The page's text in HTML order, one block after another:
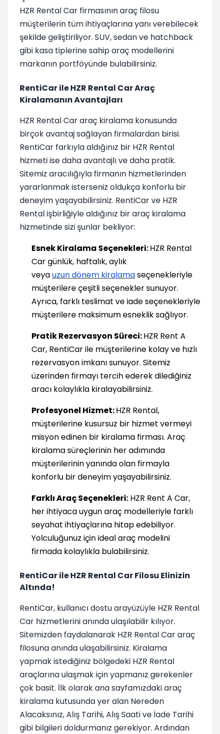
HZR Rental Car firmasının araç filosu
müşterilerin tüm ihtiyaçlarına yanı verebilecek
şekilde geliştiriliyor. SUV, sedan ve hatchback
gibi kasa tiplerine sahip araç modellerini
markanın portföyünde bulabilirsiniz.
RentiCar ile HZR Rental Car Araç
Kiralamanın Avantajları
HZR Rental Car araç kiralama konusunda
birçok avantaj sağlayan firmalardan birisi.
RentiCar farkıyla aldığınız bir HZR Rental
hizmeti ise daha avantajlı ve daha pratik.
Sitemiz aracılığıyla firmanın hizmetlerinden
yararlanmak isterseniz oldukça konforlu bir
deneyim yaşayabilirsiniz. RentiCar ve HZR
Rental işbirliğiyle aldığınız bir araç kiralama
hizmetinde sizi şunlar bekliyor:
Esnek Kiralama Seçenekleri:HZR Rental
Car günlük, haftalık, aylık
veyauzun dönem kiralamaseçenekleriyle
müşterilere çeşitli seçenekler sunuyor.
Ayrıca, farklı teslimat ve iade seçenekleriyle
müşterilere maksimum esneklik sağlıyor.
Pratik Rezervasyon Süreci:HZR Rent A
Car, RentiCar ile müşterilerine kolay ve hızlı
rezervasyon imkanı sunuyor. Sitemiz
üzerinden firmayı tercih ederek dilediğiniz
aracı kolaylıkla kiralayabilirsiniz.
Profesyonel Hizmet:HZR Rental,
müşterilerine kusursuz bir hizmet vermeyi
misyon edinen bir kiralama firması. Araç
kiralama süreçlerinin her adımında
müşterilerinin yanında olan firmayla
konforlu bir deneyim yaşayabilirsiniz.
Farklı Araç Seçenekleri: HZR Rent A Car,
her ihtiyaca uygun araç modelleriyle farklı
seyahat ihtiyaçlarına hitap edebiliyor.
Yolculuğunuz için ideal araç modelini
firmada kolaylıkla bulabilirsiniz.
RentiCar ile HZR Rental Car Filosu Elinizin
Altında!
RentiCar, kullanıcı dostu arayüzüyle HZR Rental
Car hizmetlerini anında ulaşılabilir kılıyor.
Sitemizden faydalanarak HZR Rental Car araç
filosuna anında ulaşabilirsiniz. Kiralama
yapmak istediğiniz bölgedeki HZR Rental
araçlarına ulaşmak için yapmanız gerekenler
çok basit. İlk olarak ana sayfamızdaki araç
kiralama kutusunda yer alan Nereden
Alacaksınız, Alış Tarihi, Alış Saati ve İade Tarihi
gibi bilgileri doldurmanız gerekiyor. Ardından